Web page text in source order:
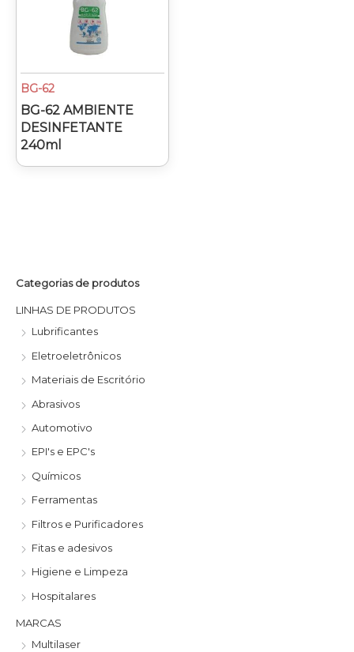
Categorias de produtos
LINHAS DE PRODUTOS
Lubrificantes
Eletroeletrônicos
Materiais de Escritório
Abrasivos
Automotivo
EPI's e EPC's
Químicos
Ferramentas
Filtros e Purificadores
Fitas e adesivos
Higiene e Limpeza
Hospitalares
MARCAS
Multilaser
P
r
m
P
r
m
BG-62
BG-62 AMBIENTE
DESINFETANTE
240ml